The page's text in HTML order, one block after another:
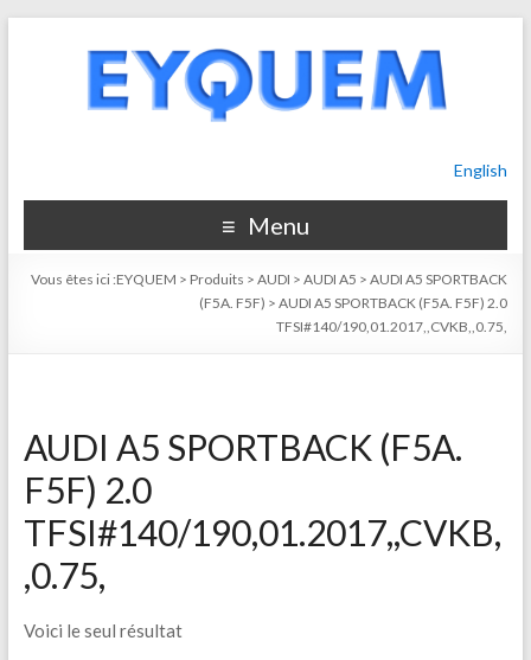
English
Menu
Vous êtes ici :EYQUEM > Produits >AUDI >AUDI A5 >AUDI A5 SPORTBACK
(F5A. F5F) >AUDI A5 SPORTBACK (F5A. F5F) 2.0
TFSI#140/190,01.2017,,CVKB,,0.75,
AUDI A5 SPORTBACK (F5A.
F5F) 2.0
TFSI#140/190,01.2017,,CVKB,
,0.75,
Voici le seul résultat